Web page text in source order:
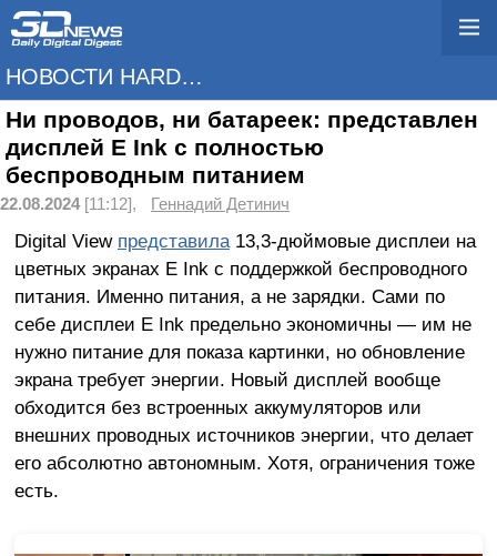
НОВОСТИ HARDWARE
Ни проводов, ни батареек: представлен
дисплей E Ink с полностью
беспроводным питанием
22.08.2024[11:12], Геннадий Детинич
Digital View представила13,3-дюймовые дисплеи на
цветных экранах E Ink с поддержкой беспроводного
питания. Именно питания, а не зарядки. Сами по
себе дисплеи E Ink предельно экономичны — им не
нужно питание для показа картинки, но обновление
экрана требует энергии. Новый дисплей вообще
обходится без встроенных аккумуляторов или
внешних проводных источников энергии, что делает
его абсолютно автономным. Хотя, ограничения тоже
есть.